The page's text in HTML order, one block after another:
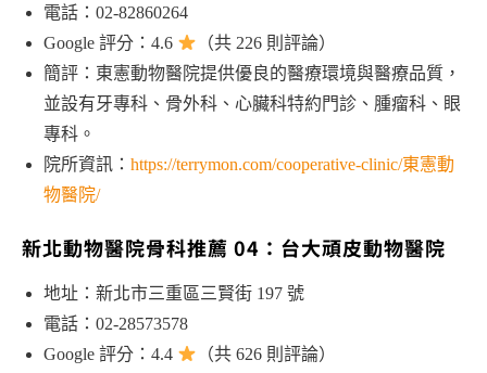
電話：02-82860264
Google 評分：4.6
（共 226 則評論）
簡評：東憲動物醫院提供優良的醫療環境與醫療品質，
並設有牙專科、骨外科、心臟科特約門診、腫瘤科、眼
專科。
院所資訊： https://terrymon.com/cooperative-clinic/東憲動
物醫院/
新北動物醫院骨科推薦 04：台大頑皮動物醫院
地址：新北市三重區三賢街 197 號
電話：02-28573578
Google 評分：4.4
（共 626 則評論）